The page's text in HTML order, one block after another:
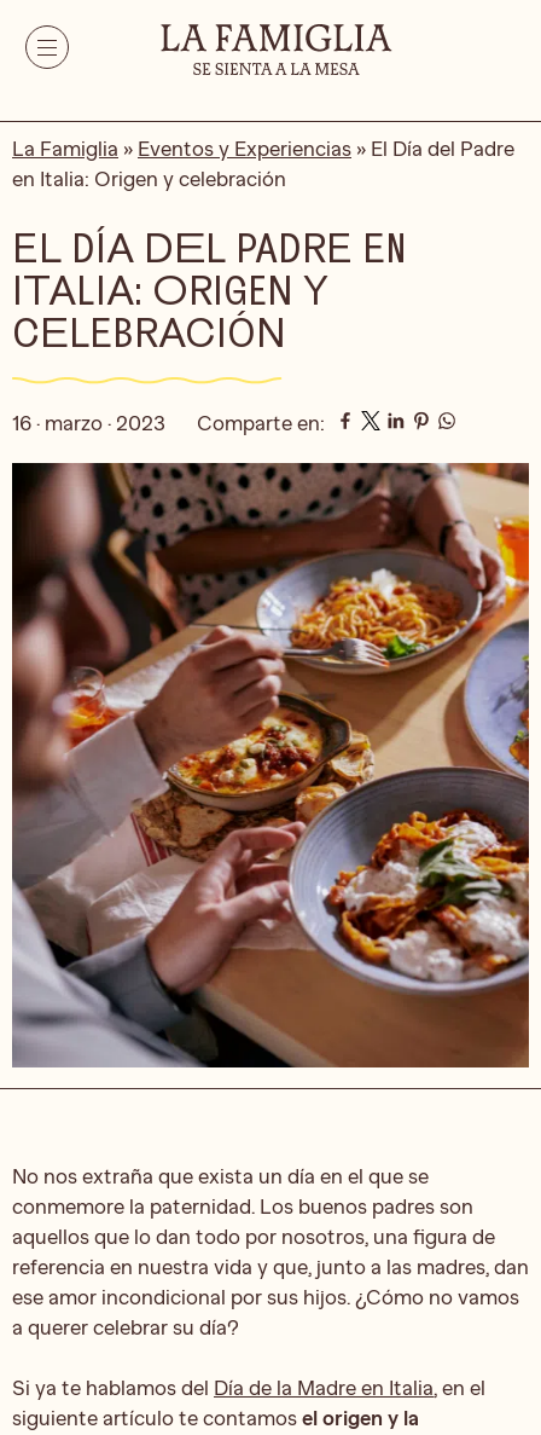
La Famiglia » Eventos y Experiencias » El Día del Padre
en Italia: Origen y celebración
EL DÍA DEL PADRE EN
ITALIA: ORIGEN Y
CELEBRACIÓN
16 · marzo · 2023 Comparte en:
No nos extraña que exista un día en el que se
conmemore la paternidad. Los buenos padres son
aquellos que lo dan todo por nosotros, una figura de
referencia en nuestra vida y que, junto a las madres, dan
ese amor incondicional por sus hijos. ¿Cómo no vamos
a querer celebrar su día?
Si ya te hablamos del Día de la Madre en Italia, en el
siguiente artículo te contamos el origen y la